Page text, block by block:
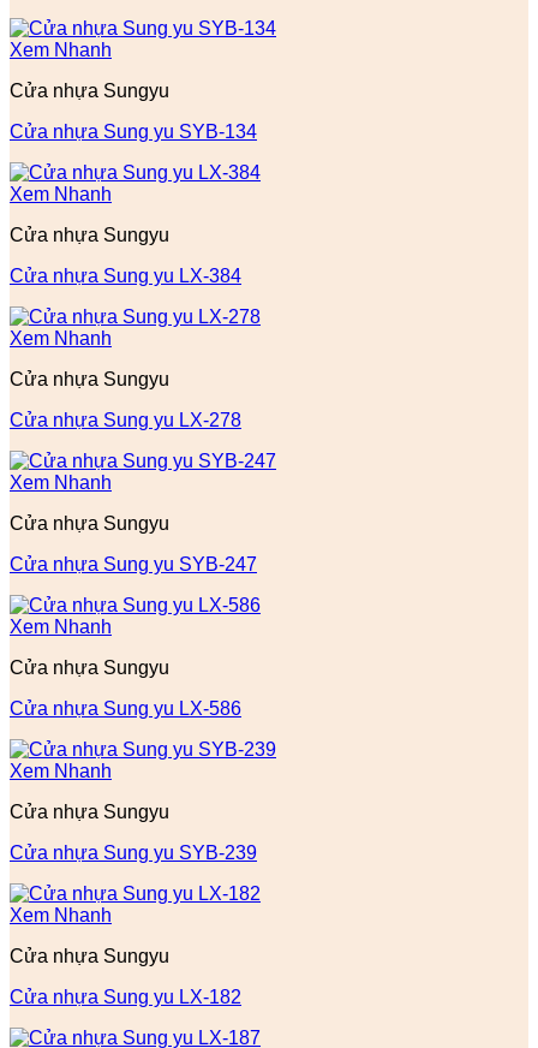
Xem Nhanh
Cửa nhựa Sungyu
Cửa nhựa Sung yu SYB-134
Xem Nhanh
Cửa nhựa Sungyu
Cửa nhựa Sung yu LX-384
Xem Nhanh
Cửa nhựa Sungyu
Cửa nhựa Sung yu LX-278
Xem Nhanh
Cửa nhựa Sungyu
Cửa nhựa Sung yu SYB-247
Xem Nhanh
Cửa nhựa Sungyu
Cửa nhựa Sung yu LX-586
Xem Nhanh
Cửa nhựa Sungyu
Cửa nhựa Sung yu SYB-239
Xem Nhanh
Cửa nhựa Sungyu
Cửa nhựa Sung yu LX-182